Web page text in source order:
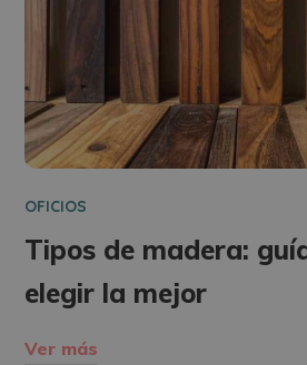
OFICIOS
Tipos de madera:
elegir la mejor
Ver más